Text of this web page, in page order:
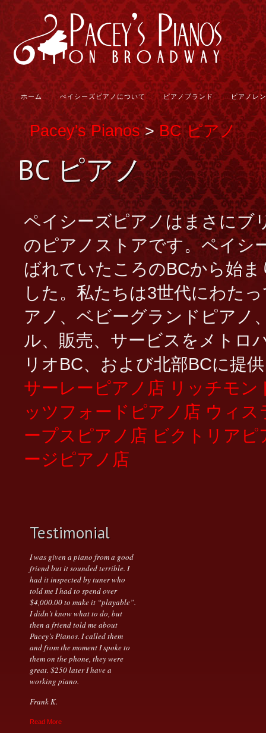
ホーム ぺイシーズピアノについて ピアノブランド ピアノレ
Pacey's Pianos>BC ピアノ
BC ピアノ
ペイシーズピアノはまさにブ
のピアノストアです。ペイシ
ばれていたころのBCから始
した。私たちは3世代にわた
アノ、ベビーグランドピアノ
ル、販売、サービスをメトロ
リオBC、および北部BCに提
サーレーピアノ店 リッチモン
ッツフォードピアノ店 ウィス
ープスピアノ店 ビクトリアピ
ージピアノ店
Testimonial
I was given a piano from a good
friend but it sounded terrible. I
had it inspected by tuner who
told me I had to spend over
$4,000.00 to make it “playable”.
I didn’t know what to do, but
then a friend told me about
Pacey’s Pianos. I called them
and from the moment I spoke to
them on the phone, they were
great. $250 later I have a
working piano.
Frank K.
Read More